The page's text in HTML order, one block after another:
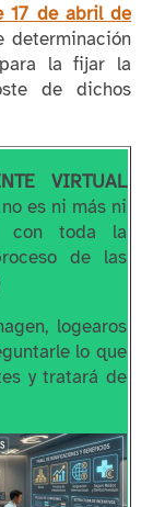
17 de abril de
determinación
la fijar la
de dichos
VIRTUAL
es ni más ni
con toda la
de las
logearos
lo que
y tratará de